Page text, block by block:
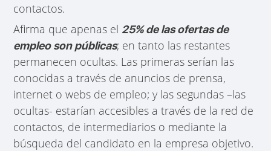
contactos.
Afirma que apenas el 25% de las ofertas de
empleo son públicas; en tanto las restantes
permanecen ocultas. Las primeras serían las
conocidas a través de anuncios de prensa,
internet o webs de empleo; y las segundas –las
ocultas- estarían accesibles a través de la red de
contactos, de intermediarios o mediante la
búsqueda del candidato en la empresa objetivo.